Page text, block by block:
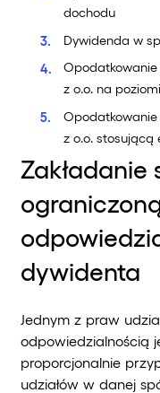
dochodu
Dywidenda w
Opodatkowanie
z o.o. na
Opodatkowanie
z o.o. stosującą
Zakładanie
dywidenta
Jednym z praw
odpowiedzialnością
proporcjonalnie
udziałów w danej